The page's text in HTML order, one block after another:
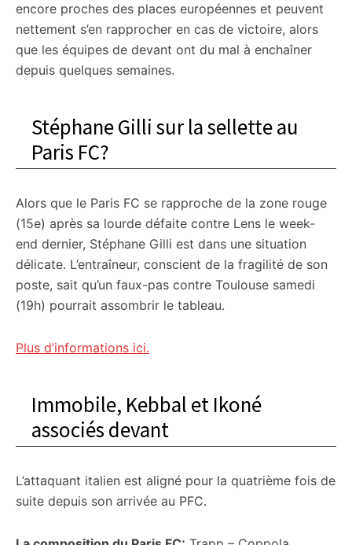
encore proches des places européennes et peuvent
nettement s’en rapprocher en cas de victoire, alors
que les équipes de devant ont du mal à enchaîner
depuis quelques semaines.
Stéphane Gilli sur la sellette au
Paris FC?
Alors que le Paris FC se rapproche de la zone rouge
(15e) après sa lourde défaite contre Lens le week-
end dernier, Stéphane Gilli est dans une situation
délicate. L’entraîneur, conscient de la fragilité de son
poste, sait qu’un faux-pas contre Toulouse samedi
(19h) pourrait assombrir le tableau.
Plus d’informations ici.
Immobile, Kebbal et Ikoné
associés devant
L’attaquant italien est aligné pour la quatrième fois de
suite depuis son arrivée au PFC.